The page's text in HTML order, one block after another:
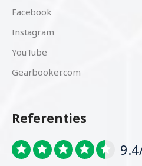
Facebook
Instagram
YouTube
Gearbooker.com
Referenties